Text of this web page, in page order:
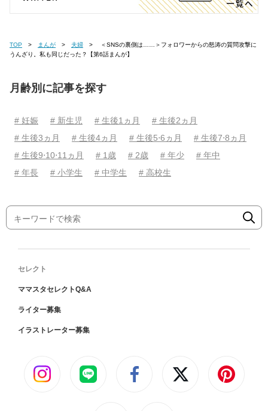
TOP まんが 夫婦
うんざり。私も同じだった？【第6話まんが】
月齢別に記事を探す
# 妊娠 # 新生児 # 生後1ヵ月
# 生後2ヵ月
# 生後3ヵ月
# 生後4ヵ月 # 生後5⋅6ヵ月
# 生後7⋅8ヵ月
# 生後9⋅10⋅11ヵ月
# 1歳 # 2歳 # 年少
# 年中
# 年長
# 小学生 # 中学生 # 高校生
セレクト
ママスタセレクトQ&A
ライター募集
イラストレーター募集